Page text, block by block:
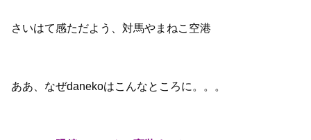
さいはて感ただよう、対馬やまねこ空港
ああ、なぜdanekoはこんなところに。。。